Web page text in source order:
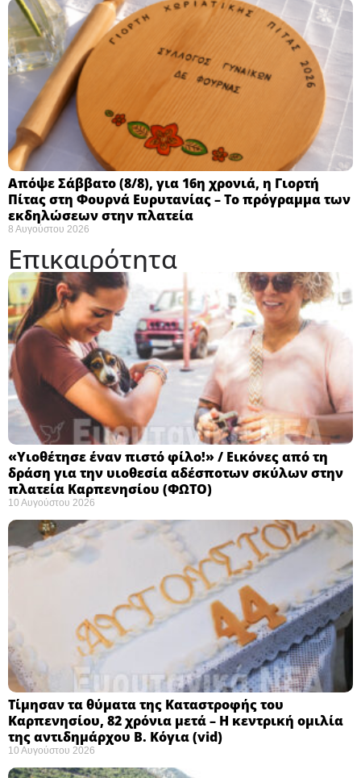
Απόψε Σάββατο (8/8), για 16η χρονιά, η Γιορτή
Πίτας στη Φουρνά Ευρυτανίας – Το πρόγραμμα των
εκδηλώσεων στην πλατεία
8 Αυγούστου 2026
Επικαιρότητα
«Υιοθέτησε έναν πιστό φίλο!» / Εικόνες από τη
δράση για την υιοθεσία αδέσποτων σκύλων στην
πλατεία Καρπενησίου (ΦΩΤΟ)
10 Αυγούστου 2026
Τίμησαν τα θύματα της Καταστροφής του
Καρπενησίου, 82 χρόνια μετά – Η κεντρική ομιλία
της αντιδημάρχου Β. Κόγια (vid)
10 Αυγούστου 2026